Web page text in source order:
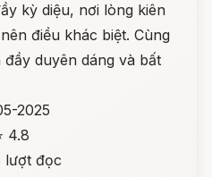
kỳ diệu, nơi lòng kiên
điều khác biệt. Cùng
duyên dáng và bất
2025
4.8
lượt đọc